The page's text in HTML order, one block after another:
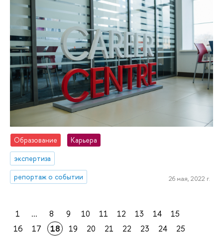
Образование
Карьера
экспертиза
репортаж о событии
26 мая, 2022 г.
1 ... 8 9 10 11 12 13 14
15
16
17 18 19 20 21 22 23 24
25